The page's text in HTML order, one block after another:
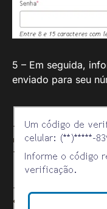
5 – Em seguida,
enviado para seu